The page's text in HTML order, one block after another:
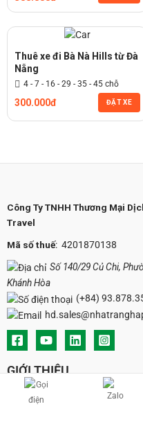
Thuê xe đi Bà Nà Hills từ Đà
Nẵng
4 - 7 - 16 - 29 - 35 - 45 chỗ
300.000đ ĐẶT XE
Công Ty TNHH Thương Mại
Travel
Mã số thuế: 4201870138
Số 140/29 Củ Chi,
Khánh Hòa
(+84)
GIỚI THIỆU
Về chúng tôi
Tại sao chọn chúng tôi